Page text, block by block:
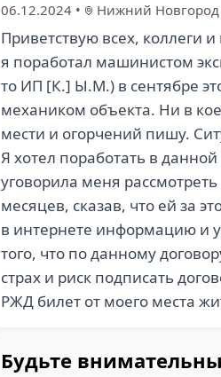
06.12.2024 • Нижний Новгород
Приветствую всех, коллеги
я поработал машинистом
то ИП [К.] Ы.М.) в сентябре
механиком объекта. Ни в
мести и огорчений пишу.
Я хотел поработать в
уговорила меня
месяцев, сказав, что ей за
в интернете информацию и
того, что по данному
страх и риск подписать
РЖД билет от моего места
Будьте